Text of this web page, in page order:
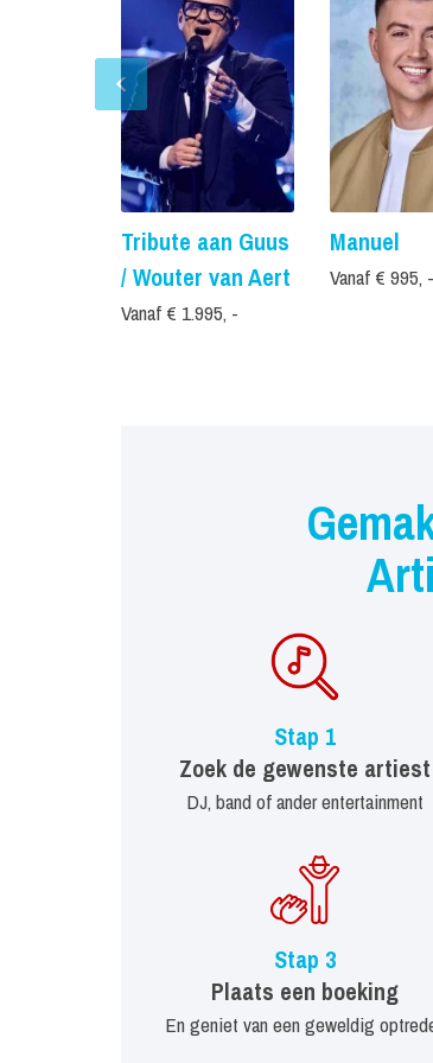
Tribute aan Guus
/ Wouter van Aert
Vanaf € 1.995, -
Manuel
Vanaf € 995, -
Stap 1
Zoek de gewenste artiest
DJ, band of ander entertainment
Stap 3
Plaats een boeking
En geniet van een geweldig